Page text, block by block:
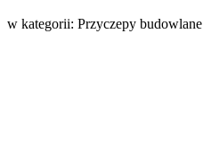
w kategorii: Przyczepy budowlane